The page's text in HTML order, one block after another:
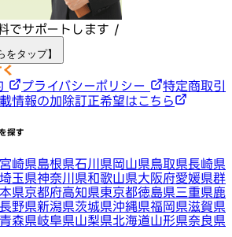
でサポートします /
タップ】
プライバシーポリシー
特定商取引
情報の加除訂正希望はこちら
探す
宮崎県島根県石川県岡山県鳥取県長崎県
埼玉県神奈川県和歌山県大阪府愛媛県群
県京都府高知県東京都徳島県三重県鹿
長野県新潟県茨城県沖縄県福岡県滋賀県
青森県岐阜県山梨県北海道山形県奈良県